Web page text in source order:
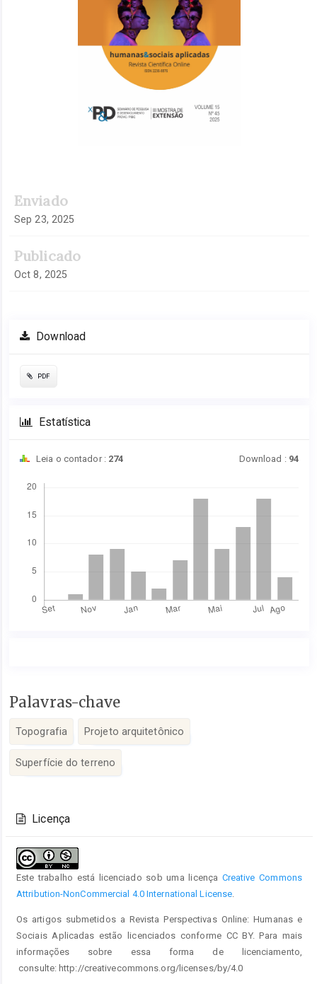
Enviado
Sep 23, 2025
Publicado
Oct 8, 2025
Download
PDF
Estatística
Leia o contador : 274 Download : 94
Conteúdo
artigo
Palavras-chave
Topografia Projeto arquitetônico
Superfície do terreno
do
artigo
Licença
Este trabalho está licenciado sob uma licença Creative Commons
Attribution-NonCommercial 4.0 International License
Os artigos submetidos a Revista Perspectivas Online: Humanas e
Sociais Aplicadas estão licenciados conforme CC BY. Para mais
informações sobre essa forma de licenciamento,
consulte: http://creativecommons.org/licenses/by/4.0